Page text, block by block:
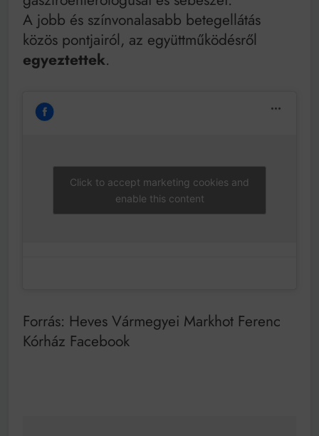
A jobb és színvonalasabb betegellátás
közös pontjairól, az együttműködésről
egyeztettek.
Click to accept marketing cookies and
enable this content
Forrás: Heves Vármegyei Markhot Ferenc
Kórház Facebook